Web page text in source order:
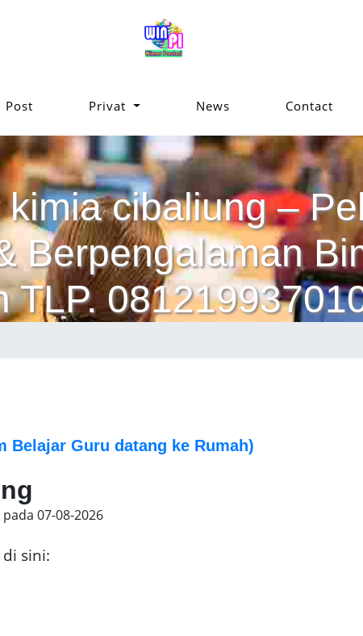
Post Privat News Contact
cibaliung –
Berpengalaman
TLP.
Belajar Guru datang ke Rumah)
07-08-2026
sini: